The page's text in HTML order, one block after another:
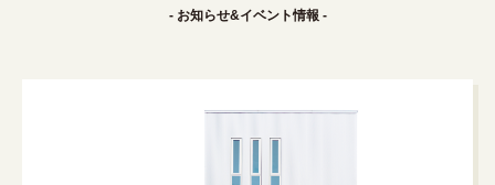
- お知らせ&イベント情報 -